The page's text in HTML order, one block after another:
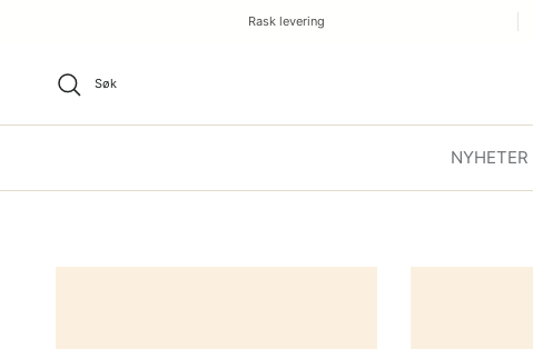
Rask levering
Søk
NYHETER